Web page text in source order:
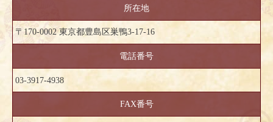
所在地
〒170-0002 東京都豊島区巣鴨3-17-16
電話番号
03-3917-4938
FAX番号